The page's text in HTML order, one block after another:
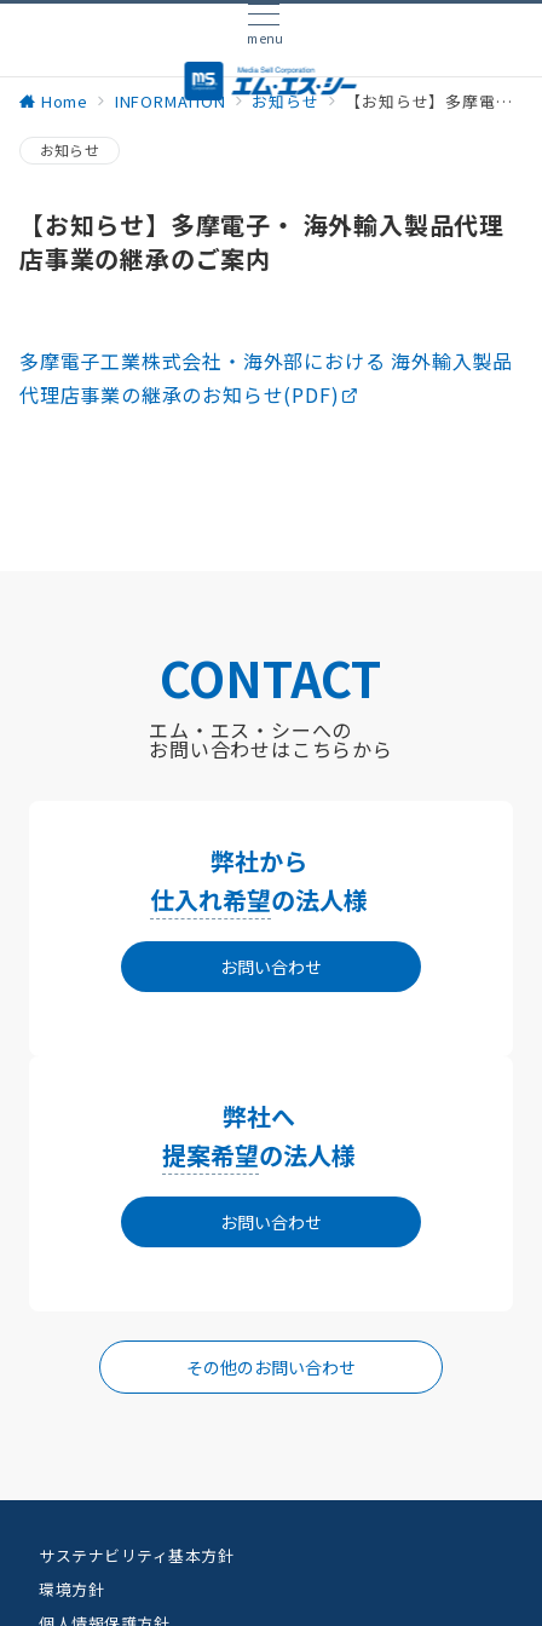
menu
Home INFORMATION お知らせ 【お知らせ】多摩電子・ 海外輸入製品代理店事業の継承のご案内
お知らせ
【お知らせ】多摩電子・ 海外輸入製品代理
店事業の継承のご案内
多摩電子工業株式会社・海外部における 海外輸入製品
代理店事業の継承のお知らせ(PDF)
CONTACT
エム・エス・シーへの
お問い合わせはこちらから
弊社から
仕入れ希望の法人様
お問い合わせ
弊社へ
提案希望の法人様
お問い合わせ
その他のお問い合わせ
サステナビリティ基本方針
環境方針